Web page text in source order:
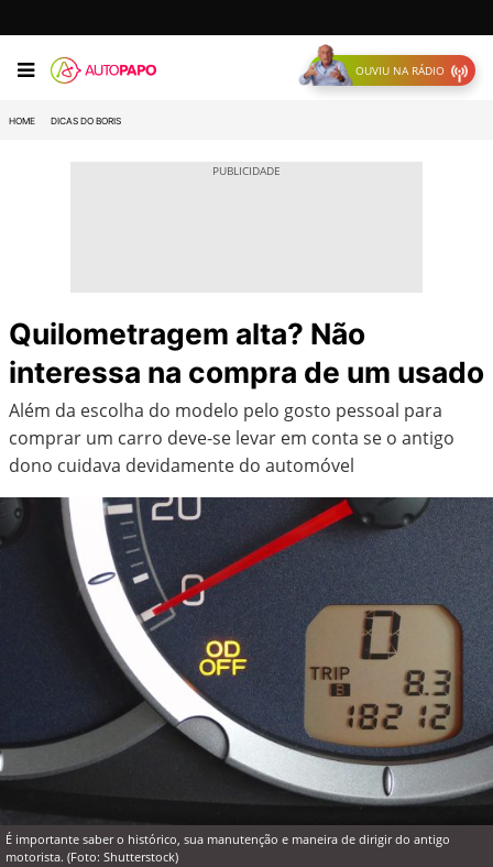
OUVIU NA RÁDIO
HOME DICAS DO BORIS
Quilometragem alta? Não
interessa na compra de um usado
Além da escolha do modelo pelo gosto pessoal para
comprar um carro deve-se levar em conta se o antigo
dono cuidava devidamente do automóvel
É importante saber o histórico, sua manutenção e maneira de dirigir do antigo
motorista. (Foto: Shutterstock)